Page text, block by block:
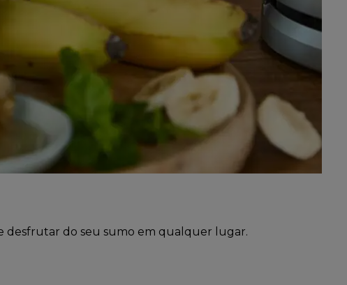
desfrutar do seu sumo em qualquer lugar.